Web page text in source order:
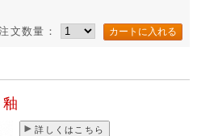
文数量：
詳しくはこちら